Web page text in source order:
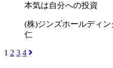
本気は自分への投資
(株)ジンズホールディ
仁
1 2 3 4